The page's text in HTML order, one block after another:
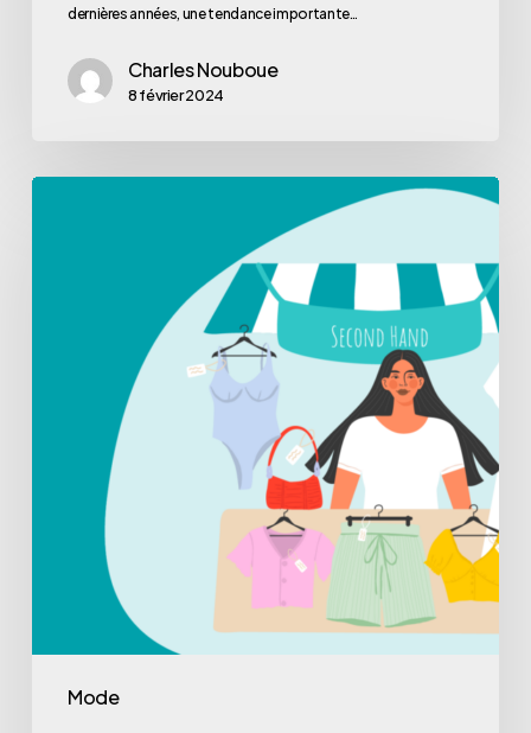
dernières années, une tendance importante…
Charles Nouboue
8 février 2024
Mode